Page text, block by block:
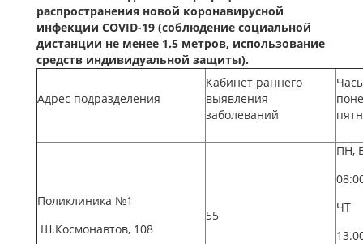
распространения новой коронавирусной
инфекции COVID-19 (соблюдение социальной
дистанции не менее 1.5 метров, использование
средств индивидуальной защиты).
Адрес подразделения
Кабинет раннего
выявления
заболеваний
Поликлиника №1
Ш.Космонавтов, 108
55
ПН,
ЧТ